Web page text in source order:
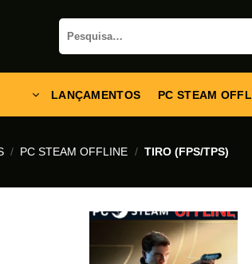
Pesquisar
por:
LANÇAMENTOS PC STEAM
/ PC STEAM OFFLINE / TIRO (FPS/TPS)